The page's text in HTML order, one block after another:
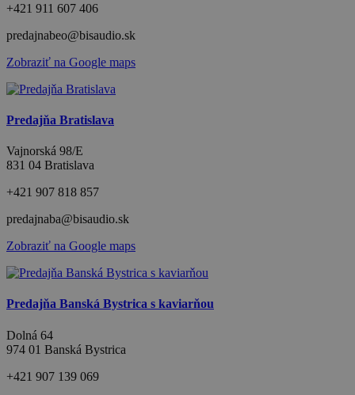
+421 911 607 406
predajnabeo@bisaudio.sk
Zobraziť na Google maps
Predajňa Bratislava
Vajnorská 98/E
831 04 Bratislava
+421 907 818 857
predajnaba@bisaudio.sk
Zobraziť na Google maps
Predajňa Banská Bystrica s kaviarňou
Dolná 64
974 01 Banská Bystrica
+421 907 139 069